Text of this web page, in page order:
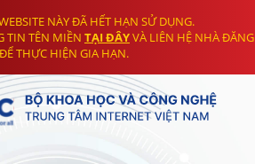
NÀY ĐÃ HẾT HẠN SỬ DỤNG.
TIN TÊN MIỀN TẠI ĐÂYVÀ LIÊN HỆ NHÀ ĐĂNG
THỰC HIỆN GIA HẠN.